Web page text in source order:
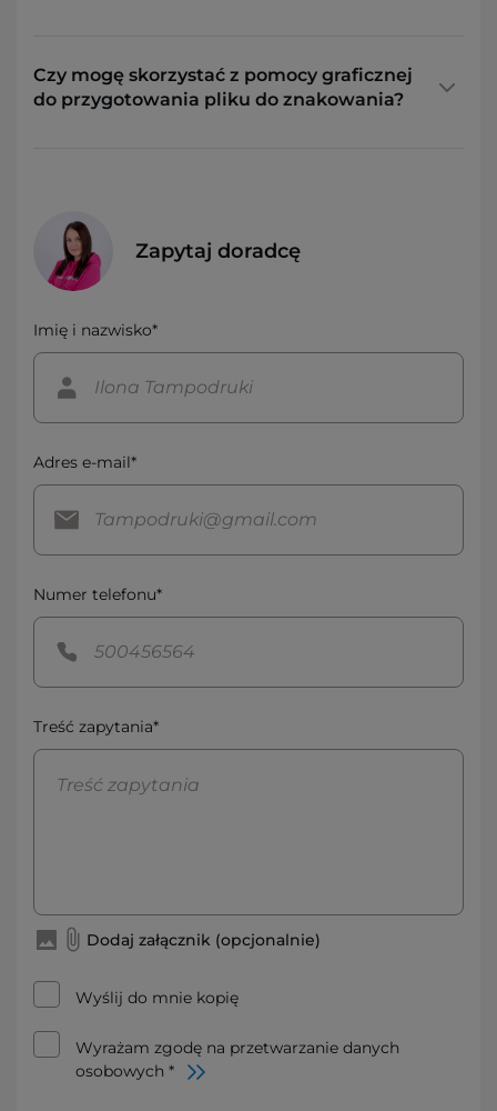
Czy mogę skorzystać z pomocy graficznej
do przygotowania pliku do znakowania?
Zapytaj doradcę
Imię i nazwisko*
Adres e-mail*
Numer telefonu*
Treść zapytania*
Dodaj załącznik (opcjonalnie)
Wyślij do mnie kopię
Wyrażam zgodę na przetwarzanie danych
osobowych *